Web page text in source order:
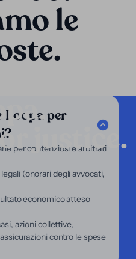
le
Loopa per
per contenziosi e arbitrati
(onorari degli avvocati,
economico atteso
azioni collettive,
contro le spese
justice.
focus